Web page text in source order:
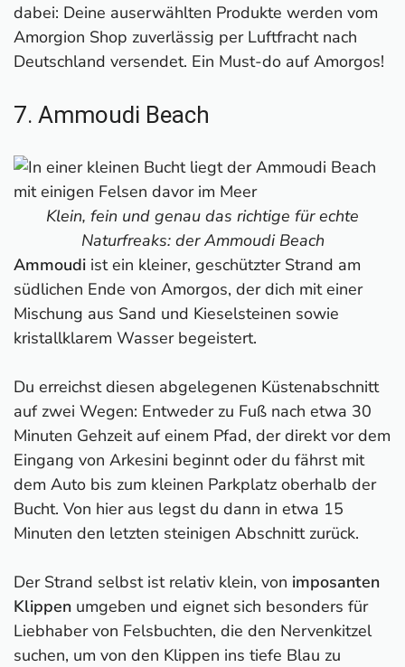
dabei: Deine auserwählten Produkte werden vom
Amorgion Shop zuverlässig per Luftfracht nach
Deutschland versendet. Ein Must-do auf Amorgos!
7. Ammoudi Beach
Klein, fein und genau das richtige für echte
Naturfreaks: der Ammoudi Beach
Ammoudi ist ein kleiner, geschützter Strand am
südlichen Ende von Amorgos, der dich mit einer
Mischung aus Sand und Kieselsteinen sowie
kristallklarem Wasser begeistert.
Du erreichst diesen abgelegenen Küstenabschnitt
auf zwei Wegen: Entweder zu Fuß nach etwa 30
Minuten Gehzeit auf einem Pfad, der direkt vor dem
Eingang von Arkesini beginnt oder du fährst mit
dem Auto bis zum kleinen Parkplatz oberhalb der
Bucht. Von hier aus legst du dann in etwa 15
Minuten den letzten steinigen Abschnitt zurück.
Der Strand selbst ist relativ klein, von imposanten
Klippen umgeben und eignet sich besonders für
Liebhaber von Felsbuchten, die den Nervenkitzel
suchen, um von den Klippen ins tiefe Blau zu